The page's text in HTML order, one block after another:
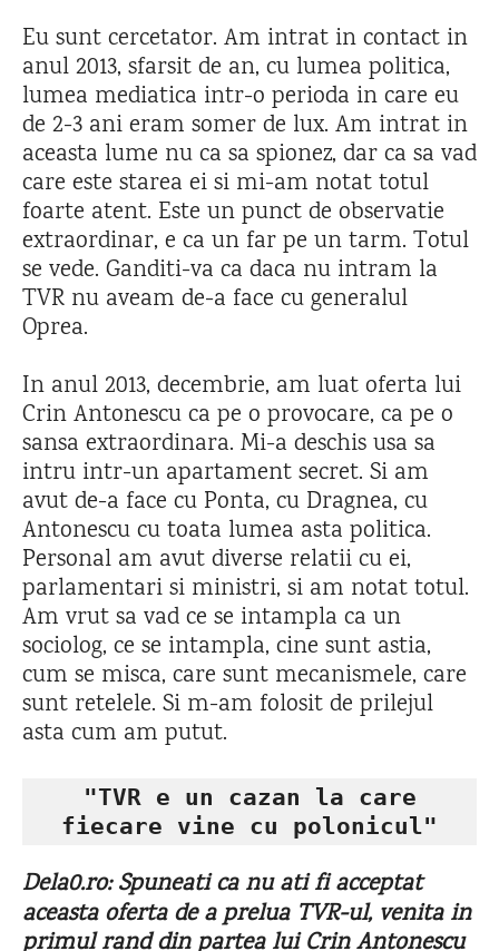
Eu sunt cercetator. Am intrat in contact in
anul 2013, sfarsit de an, cu lumea politica,
lumea mediatica intr-o perioda in care eu
de 2-3 ani eram somer de lux. Am intrat in
aceasta lume nu ca sa spionez, dar ca sa vad
care este starea ei si mi-am notat totul
foarte atent. Este un punct de observatie
extraordinar, e ca un far pe un tarm. Totul
se vede. Ganditi-va ca daca nu intram la
TVR nu aveam de-a face cu generalul
Oprea.
In anul 2013, decembrie, am luat oferta lui
Crin Antonescu ca pe o provocare, ca pe o
sansa extraordinara. Mi-a deschis usa sa
intru intr-un apartament secret. Si am
avut de-a face cu Ponta, cu Dragnea, cu
Antonescu cu toata lumea asta politica.
Personal am avut diverse relatii cu ei,
parlamentari si ministri, si am notat totul.
Am vrut sa vad ce se intampla ca un
sociolog, ce se intampla, cine sunt astia,
cum se misca, care sunt mecanismele, care
sunt retelele. Si m-am folosit de prilejul
asta cum am putut.
"TVR e un cazan la care
fiecare vine cu polonicul"
Dela0.ro:Spuneati ca nu ati fi acceptat
aceasta oferta de a prelua TVR-ul, venita in
primul rand din partea lui Crin Antonescu